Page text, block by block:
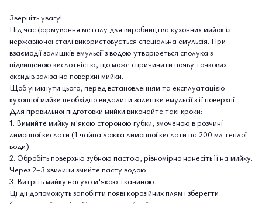
Зверніть увагу!
Під час формування металу для виробництва кухонних мийок із
нержавіючої сталі використовується спеціальна емульсія. При
взаємодії залишків емульсії з водою утворюється сполука з
підвищеною кислотністю, що може спричинити появу точкових
оксидів заліза на поверхні мийки.
Щоб уникнути цього, перед встановленням та експлуатацією
кухонної мийки необхідно видалити залишки емульсії з її поверхні.
Для правильної підготовки мийки виконайте такі кроки:
1. Вимийте мийку м'якою стороною губки, змоченою в розчині
лимонної кислоти (1 чайна ложка лимонної кислоти на 200 мл теплої
води).
2. Обробіть поверхню зубною пастою, рівномірно нанесіть її на мийку.
Через 2–3 хвилини змийте пасту водою.
3. Витріть мийку насухо м'якою тканиною.
Ці дії допоможуть запобігти появі корозійних плям і зберегти